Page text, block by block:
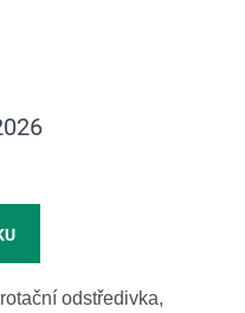
odstředivka,